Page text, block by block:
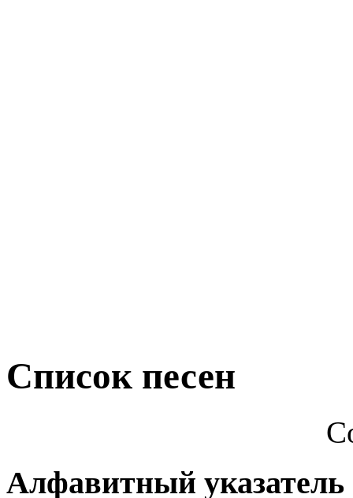
Cписок песен
Алфавитный указатель